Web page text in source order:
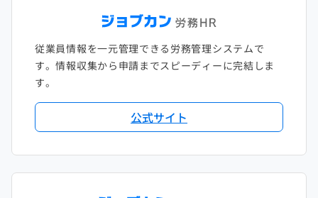
従業員情報を一元管理できる労務管理システムで
す。情報収集から申請までスピーディーに完結しま
す。
公式サイト